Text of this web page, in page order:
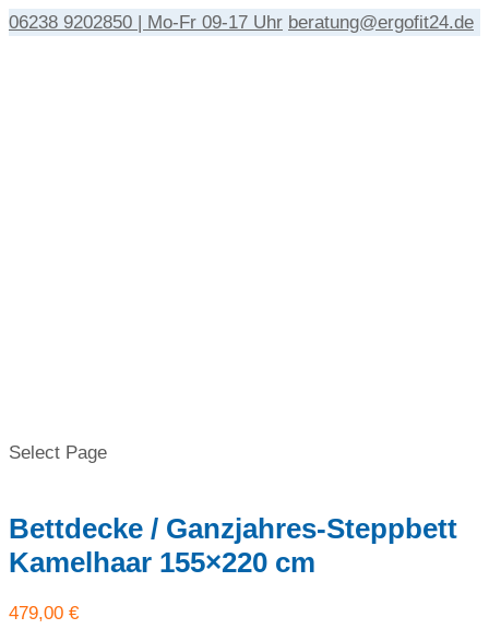
06238 9202850 | Mo-Fr 09-17 Uhr beratung@ergofit24.de
Select Page
Bettdecke / Ganzjahres-Steppbett
Kamelhaar 155×220 cm
479,00 €